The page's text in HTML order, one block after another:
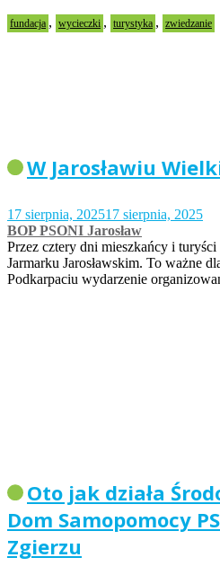
fundacja , wycieczki , turystyka , zwiedzanie
W Jarosławiu
17 sierpnia, 202517 sierpnia, 2025
BOP PSONI Jarosław
Przez cztery dni mieszkańcy i turyści
Jarmarku Jarosławskim. To ważne
Podkarpaciu wydarzenie
Oto jak działa
Dom Samopomocy
Zgierzu